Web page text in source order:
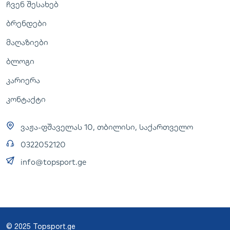
ჩვენ შესახებ
ბრენდები
მაღაზიები
ბლოგი
კარიერა
კონტაქტი
ვაჟა-ფშაველას 10, თბილისი, საქართველო
0322052120
info@topsport.ge
© 2025 Topsport.ge